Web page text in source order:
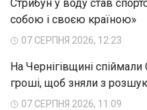
Стрибун у воду став
собою і своєю країною»
07 СЕРПНЯ 2026, 12:23
На Чернігівщині
гроші, щоб зняли з
07 СЕРПНЯ 2026, 11:09